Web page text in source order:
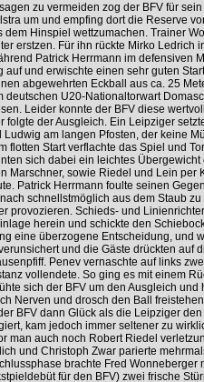
zu vermeiden zog der BFV für
um und empfing dort die Reserve
dem Hinspiel wettzumachen. Trainer
erstzen. Für ihn rückte Mirko Ledrich
Patrick Herrmann im defensiven
auf und erwischte einen sehr guten
abgewehrten Eckball aus ca. 25
deutschen U20-Nationaltorwart
Leider konnte der BFV diese
folgte der Ausgleich. Ein Leipziger
Ludwig am langen Pfosten, der keine
flotten Start verflachte das Spiel und
sich dabei ein leichtes
Marschner, sowie Riedel und Lein per
Patrick Herrmann foulte seinen
schnellstmöglich aus dem Staub
provozieren. Schieds- und
herein und schickte den
eine überzogene Entscheidung, und
und die Gäste drückten auf
Penev vernaschte auf links
vollendete. So ging es mit einem
sich der BFV um den Ausgleich
Nerven und drosch den Ball
BFV dann Glück als die Leipziger
kam jedoch immer seltener zu
man auch noch Robert Riedel
und Christoph Zwar parierte
brachte Fred Wonneberger
für den BFV) zwei frische